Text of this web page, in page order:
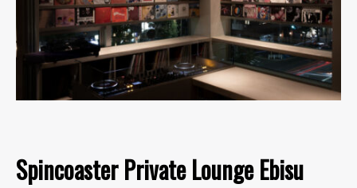
Spincoaster Private Lounge Ebisu